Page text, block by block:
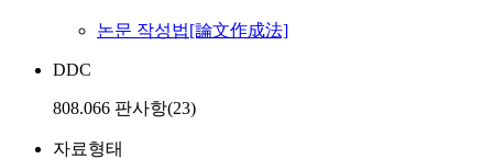
논문 작성법[論文作成法]
DDC
808.066 판사항(23)
자료형태